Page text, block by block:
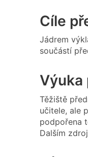
Cíle
Jádrem
součástí
Výuka
Těžiště
učitele, ale
podpořena
Dalším